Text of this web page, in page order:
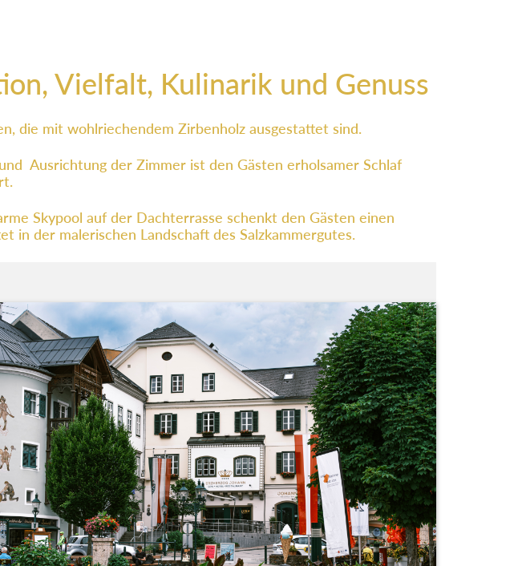
Vielfalt, Kulinarik und Genuss
die mit wohlriechendem Zirbenholz ausgestattet sind.
Ausrichtung der Zimmer ist den Gästen erholsamer Schlaf
Skypool auf der Dachterrasse schenkt den Gästen einen
in der malerischen Landschaft des Salzkammergutes.